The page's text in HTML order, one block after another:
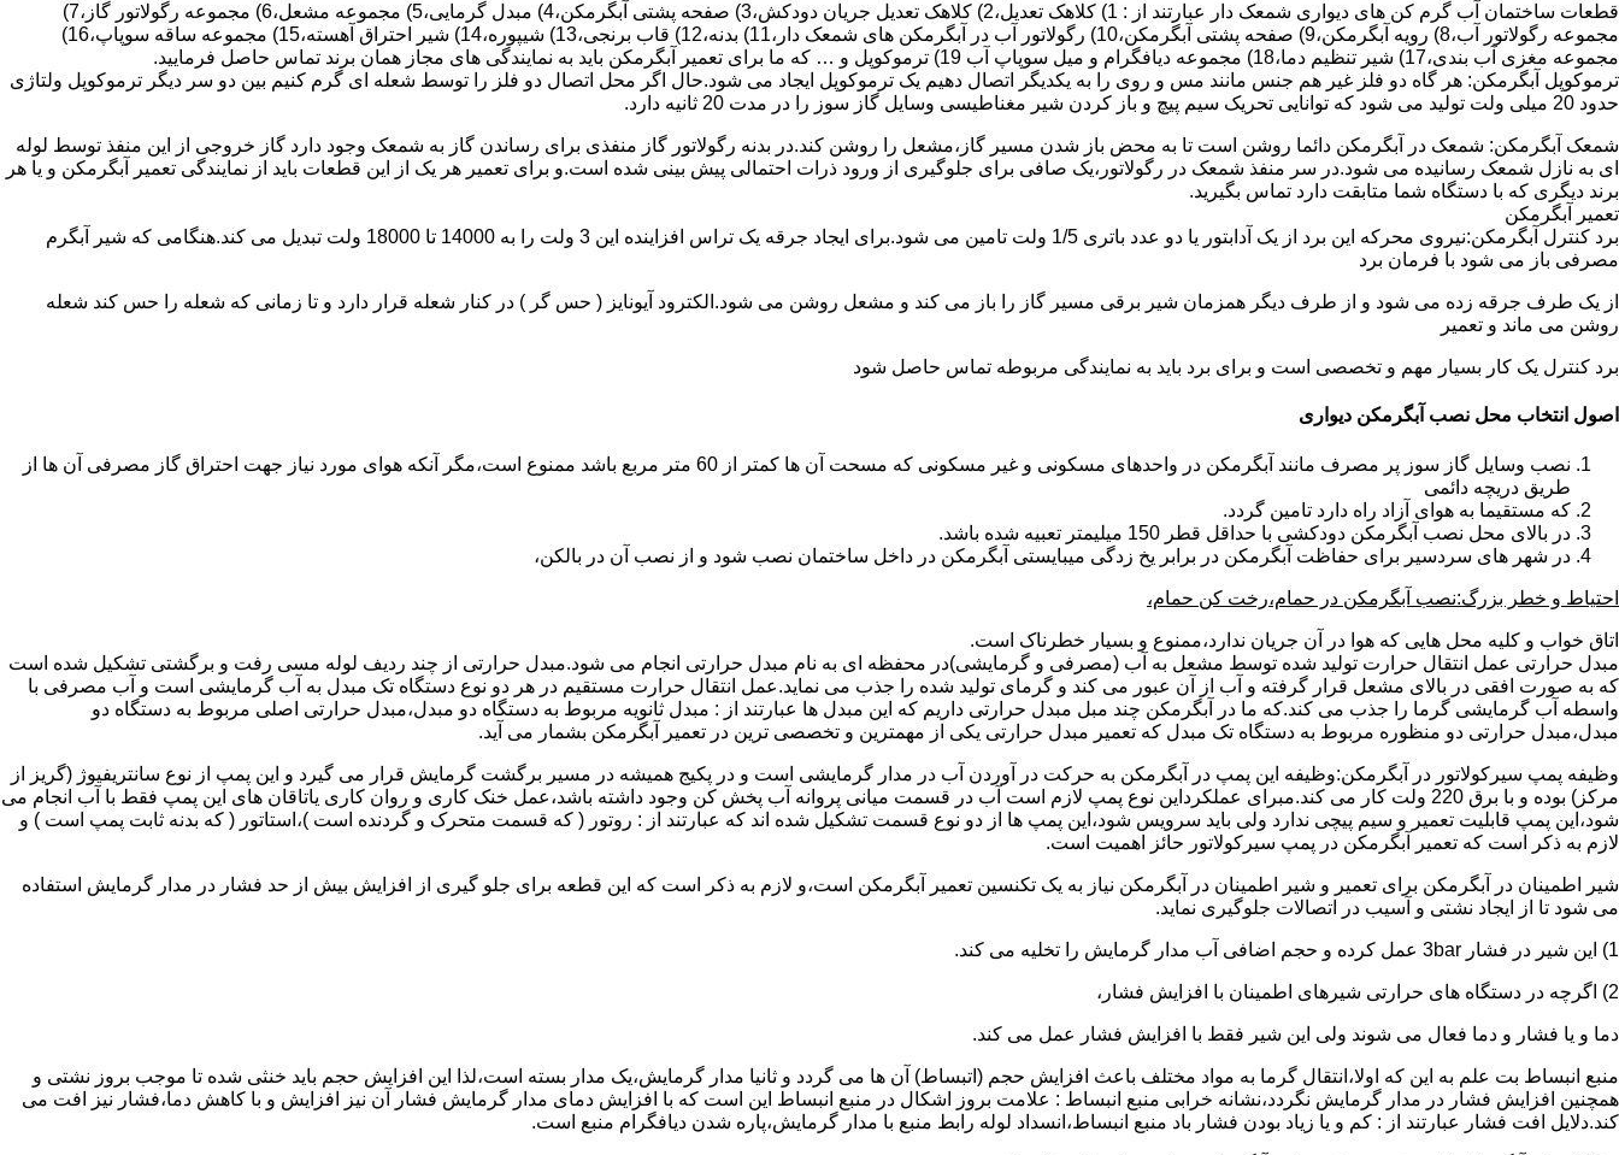
قطعات ساختمان آب گرم کن های دیواری شمعک دار عبارتند از : 1) کلاهک تعدیل،2) کلاهک تعدیل جریان دودکش،3) صفحه پشتی آبگرمکن،4) مبدل گرمایی،5) مجموعه مشعل،6) مجموعه رگولاتور گاز،7)
مجموعه رگولاتور آب،8) رویه آبگرمکن،9) صفحه پشتی آبگرمکن،10) رگولاتور آب در آبگرمکن های شمعک دار،11) بدنه،12) قاب برنجی،13) شیپوره،14) شیر احتراق آهسته،15) مجموعه ساقه سوپاپ،16)
مجموعه مغزی آب بندی،17) شیر تنظیم دما،18) مجموعه دیافگرام و میل سوپاپ آب 19) ترموکوپل و … که ما برای تعمیر آبگرمکن باید به نمایندگی های مجاز همان برند تماس حاصل فرمایید.
ترموکوپل آبگرمکن: هر گاه دو فلز غیر هم جنس مانند مس و روی را به یکدیگر اتصال دهیم یک ترموکوپل ایجاد می شود.حال اگر محل اتصال دو فلز را توسط شعله ای گرم کنیم بین دو سر دیگر ترموکوپل ولتاژی
حدود 20 میلی ولت تولید می شود که توانایی تحریک سیم پیچ و باز کردن شیر مغناطیسی وسایل گاز سوز را در مدت 20 ثانیه دارد.
شمعک آبگرمکن: شمعک در آبگرمکن دائما روشن است تا به محض باز شدن مسیر گاز،مشعل را روشن کند.در بدنه رگولاتور گاز منفذی برای رساندن گاز به شمعک وجود دارد گاز خروجی از این منفذ توسط لوله
ای به نازل شمعک رسانیده می شود.در سر منفذ شمعک در رگولاتور،یک صافی برای جلوگیری از ورود ذرات احتمالی پیش بینی شده است.و برای تعمیر هر یک از این قطعات باید از نمایندگی تعمیر آبگرمکن و یا هر
برند دیگری که با دستگاه شما متابقت دارد تماس بگیرید.
تعمیر آبگرمکن
برد کنترل آبگرمکن:نیروی محرکه این برد از یک آدابتور یا دو عدد باتری 1/5 ولت تامین می شود.برای ایجاد جرقه یک تراس افزاینده این 3 ولت را به 14000 تا 18000 ولت تبدیل می کند.هنگامی که شیر آبگرم
مصرفی باز می شود با فرمان برد
از یک طرف جرقه زده می شود و از طرف دیگر همزمان شیر برقی مسیر گاز را باز می کند و مشعل روشن می شود.الکترود آیونایز ( حس گر ) در کنار شعله قرار دارد و تا زمانی که شعله را حس کند شعله
روشن می ماند و تعمیر
برد کنترل یک کار بسیار مهم و تخصصی است و برای برد باید به نمایندگی مربوطه تماس حاصل شود
اصول انتخاب محل نصب آبگرمکن دیواری
نصب وسایل گاز سوز پر مصرف مانند آبگرمکن در واحدهای مسکونی و غیر مسکونی که مسحت آن ها کمتر از 60 متر مربع باشد ممنوع است،مگر آنکه هوای مورد نیاز جهت احتراق گاز مصرفی آن ها از
طریق دریچه دائمی
که مستقیما به هوای آزاد راه دارد تامین گردد.
در بالای محل نصب آبگرمکن دودکشی با حداقل قطر 150 میلیمتر تعبیه شده باشد.
در شهر های سردسیر برای حفاظت آبگرمکن در برابر یخ زدگی میبایستی آبگرمکن در داخل ساختمان نصب شود و از نصب آن در بالکن،
احتیاط و خطر بزرگ:نصب آبگرمکن در حمام،رخت کن حمام،
اتاق خواب و کلیه محل هایی که هوا در آن جریان ندارد،ممنوع و بسیار خطرناک است.
مبدل حرارتی عمل انتقال حرارت تولید شده توسط مشعل به آب (مصرفی و گرمایشی)در محفظه ای به نام مبدل حرارتی انجام می شود.مبدل حرارتی از چند ردیف لوله مسی رفت و برگشتی تشکیل شده است
که به صورت افقی در بالای مشعل قرار گرفته و آب از آن عبور می کند و گرمای تولید شده را جذب می نماید.عمل انتقال حرارت مستقیم در هر دو نوع دستگاه تک مبدل به آب گرمایشی است و آب مصرفی با
واسطه آب گرمایشی گرما را جذب می کند.که ما در آبگرمکن چند مبل مبدل حرارتی داریم که این مبدل ها عبارتند از : مبدل ثانویه مربوط به دستگاه دو مبدل،مبدل حرارتی اصلی مربوط به دستگاه دو
مبدل،مبدل حرارتی دو منظوره مربوط به دستگاه تک مبدل که تعمیر مبدل حرارتی یکی از مهمترین و تخصصی ترین در تعمیر آبگرمکن بشمار می آید.
وظیفه پمپ سیرکولاتور در آبگرمکن:وظیفه این پمپ در آبگرمکن به حرکت در آوردن آب در مدار گرمایشی است و در پکیج همیشه در مسیر برگشت گرمایش قرار می گیرد و این پمپ از نوع سانتریفیوژ (گریز از
مرکز) بوده و با برق 220 ولت کار می کند.مبرای عملکرداین نوع پمپ لازم است آب در قسمت میانی پروانه آب پخش کن وجود داشته باشد،عمل خنک کاری و روان کاری یاتاقان های این پمپ فقط با آب انجام می
شود،این پمپ قابلیت تعمیر و سیم پیچی ندارد ولی باید سرویس شود،این پمپ ها از دو نوع قسمت تشکیل شده اند که عبارتند از : روتور ( که قسمت متحرک و گردنده است )،استاتور ( که بدنه ثابت پمپ است ) و
لازم به ذکر است که تعمیر آبگرمکن در پمپ سیرکولاتور حائز اهمیت است.
شیر اطمینان در آبگرمکن برای تعمیر و شیر اطمینان در آبگرمکن نیاز به یک تکنسین تعمیر آبگرمکن است،و لازم به ذکر است که این قطعه برای جلو گیری از افزایش بیش از حد فشار در مدار گرمایش استفاده
می شود تا از ایجاد نشتی و آسیب در اتصالات جلوگیری نماید.
1) این شیر در فشار 3bar عمل کرده و حجم اضافی آب مدار گرمایش را تخلیه می کند.
2) اگرچه در دستگاه های حرارتی شیرهای اطمینان با افزایش فشار،
دما و یا فشار و دما فعال می شوند ولی این شیر فقط با افزایش فشار عمل می کند.
منبع انبساط بت علم به این که اولا،انتقال گرما به مواد مختلف باعث افزایش حجم (اتبساط) آن ها می گردد و ثانیا مدار گرمایش،یک مدار بسته است،لذا این افزایش حجم باید خنثی شده تا موجب بروز نشتی و
همچنین افزایش فشار در مدار گرمایش نگردد،نشانه خرابی منبع انبساط : علامت بروز اشکال در منبع انبساط این است که با افزایش دمای مدار گرمایش فشار آن نیز افزایش و با کاهش دما،فشار نیز افت می
کند.دلایل افت فشار عبارتند از : کم و یا زیاد بودن فشار باد منبع انبساط،انسداد لوله رابط منبع با مدار گرمایش،پاره شدن دیافگرام منبع است.